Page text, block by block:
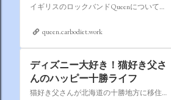
イギリスのロックバンドQueenについての情報をアップします。
queen.carbodiet.work
ディズニー大好き！猫好き父さ
んのハッピー十勝ライフ
猫好き父さんが北海道の十勝地方に移住しました。なれない北海道の暮らしについてお伝えします。